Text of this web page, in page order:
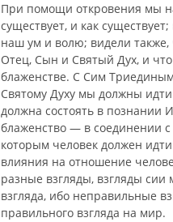
При помощи откровения мы
существует, и как
наш ум и волю; видели также,
Отец, Сын и Святый Дух, и
блаженстве. С Сим
Святому Духу мы должны
должна состоять в познании
блаженство — в соедине­нии
которым человек должен
влияния на отношение
разные взгляды, взгляды сии
взгляда, ибо неправильные
правильного взгляда на мир.